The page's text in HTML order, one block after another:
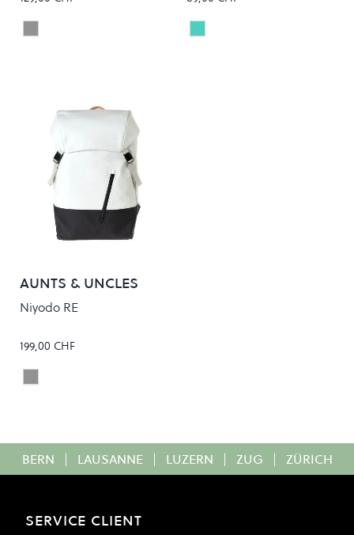
Colour
Volcanic Ash Colour
BAYOU
AUNTS & UNCLES
Niyodo RE
199,00 CHF
Colour
CLOUD NINE
BERN | LAUSANNE | LUZERN | ZUG | ZÜRICH
SERVICE CLIENT